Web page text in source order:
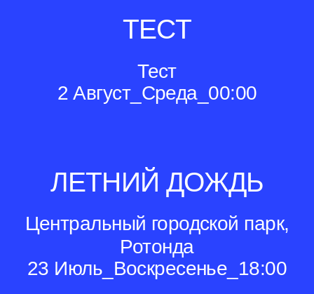
ТЕСТ
Тест
2 Август_Среда_00:00
ЛЕТНИЙ ДОЖДЬ
Центральный городской парк,
Ротонда
23 Июль_Воскресенье_18:00